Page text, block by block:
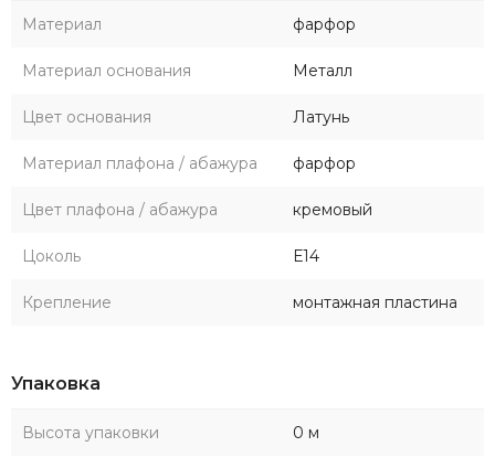
Материал фарфор
Материал основания Металл
Цвет основания Латунь
Материал плафона / абажура фарфор
Цвет плафона / абажура кремовый
Цоколь Е14
Крепление монтажная пластина
Упаковка
Высота упаковки 0 м